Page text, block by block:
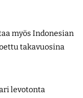
myös Indonesian
takavuosina
levotonta